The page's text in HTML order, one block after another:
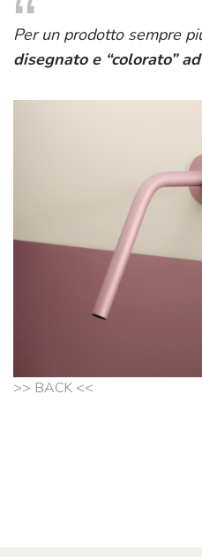
Per un prodotto sempre
disegnato e “colorato”
>> BACK <<